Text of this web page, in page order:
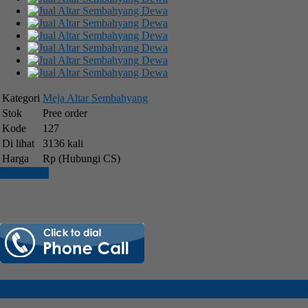
Kategori Meja Altar Sembahyang
Stok
Pree order
Kode
127
Di lihat
3136 kali
Harga
Rp (Hubungi CS)